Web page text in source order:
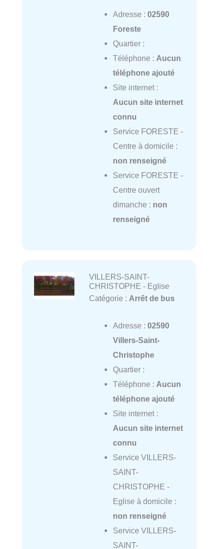
Adresse : 02590
Foreste
Quartier :
Téléphone : Aucun
téléphone ajouté
Site internet :
Aucun site internet
connu
Service FORESTE -
Centre à domicile :
non renseigné
Service FORESTE -
Centre ouvert
dimanche : non
renseigné
VILLERS-SAINT-
CHRISTOPHE - Eglise
Catégorie : Arrêt de bus
Adresse : 02590
Villers-Saint-
Christophe
Quartier :
Téléphone : Aucun
téléphone ajouté
Site internet :
Aucun site internet
connu
Service VILLERS-
SAINT-
CHRISTOPHE -
Eglise à domicile :
non renseigné
Service VILLERS-
SAINT-